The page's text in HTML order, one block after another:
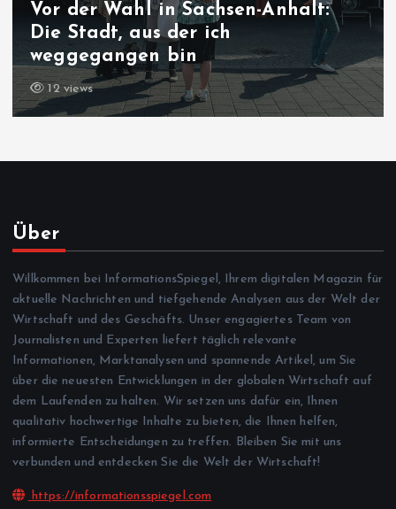
Vor der Wahl in Sachsen-Anhalt:
Die Stadt, aus der ich
weggegangen bin
12 views
Über
Willkommen bei InformationsSpiegel, Ihrem digitalen Magazin für
aktuelle Nachrichten und tiefgehende Analysen aus der Welt der
Wirtschaft und des Geschäfts. Unser engagiertes Team von
Journalisten und Experten liefert täglich relevante
Informationen, Marktanalysen und spannende Artikel, um Sie
über die neuesten Entwicklungen in der globalen Wirtschaft auf
dem Laufenden zu halten. Wir setzen uns dafür ein, Ihnen
qualitativ hochwertige Inhalte zu bieten, die Ihnen helfen,
informierte Entscheidungen zu treffen. Bleiben Sie mit uns
verbunden und entdecken Sie die Welt der Wirtschaft!
https://informationsspiegel.com